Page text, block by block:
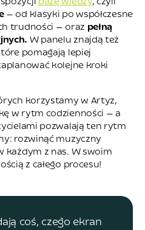
bazę wiedzy, czyli
— od klasyki po współczesne
trudności — oraz pełną
W panelu znajdą też
pomagają lepiej
kolejne kroki
korzystamy w Artyz,
w rytm codzienności — a
pozwalają ten rytm
rozwinąć muzyczny
każdym z nas. W swoim
z całego procesu!
coś, czego ekran